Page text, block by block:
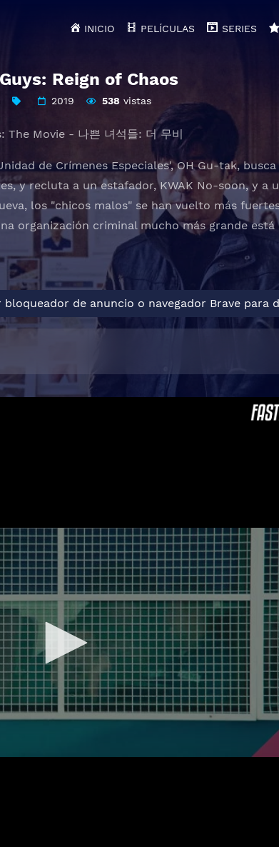
INICIO PELÍCULAS SERIES
Reign of Chaos
2019 538vistas
The Movie - 나쁜 녀석들: 더 무비
de Crímenes Especiales', OH Gu-tak,
y recluta a un estafador, KWAK No-soon, y a
los "chicos malos" se han vuelto más
organización criminal mucho más grande
bloqueador de anuncio o navegador Brave para